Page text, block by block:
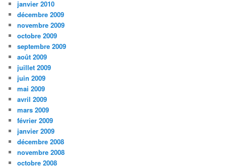
janvier 2010
décembre 2009
novembre 2009
octobre 2009
septembre 2009
août 2009
juillet 2009
juin 2009
mai 2009
avril 2009
mars 2009
février 2009
janvier 2009
décembre 2008
novembre 2008
octobre 2008